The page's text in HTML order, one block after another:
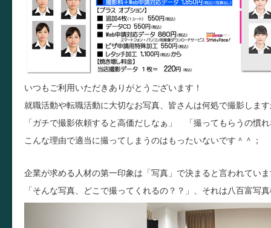
いつもご利用いただきありがとうございます！
就職活動や転職活動に大切なお写真、皆さんは何処で撮影しま
「ガチで撮影依頼すると高価だしなぁ」 「撮ってもらうの慣
こんな理由で適当に撮ってしまうのはもったいないです＾＾；
企業が求める人材の第一印象は「写真」で決まると言われてい
「そんな写真、どこで撮ってくれるの？？」、それは八百富写